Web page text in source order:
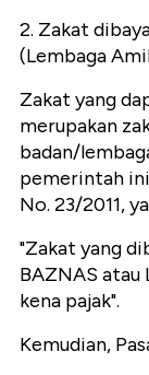
2. Zakat
(Lembaga
Zakat yang
merupakan
badan/
pemerintah ini
No. 23/2011,
"Zakat yang
BAZNAS atau
kena pajak".
Kemudian,